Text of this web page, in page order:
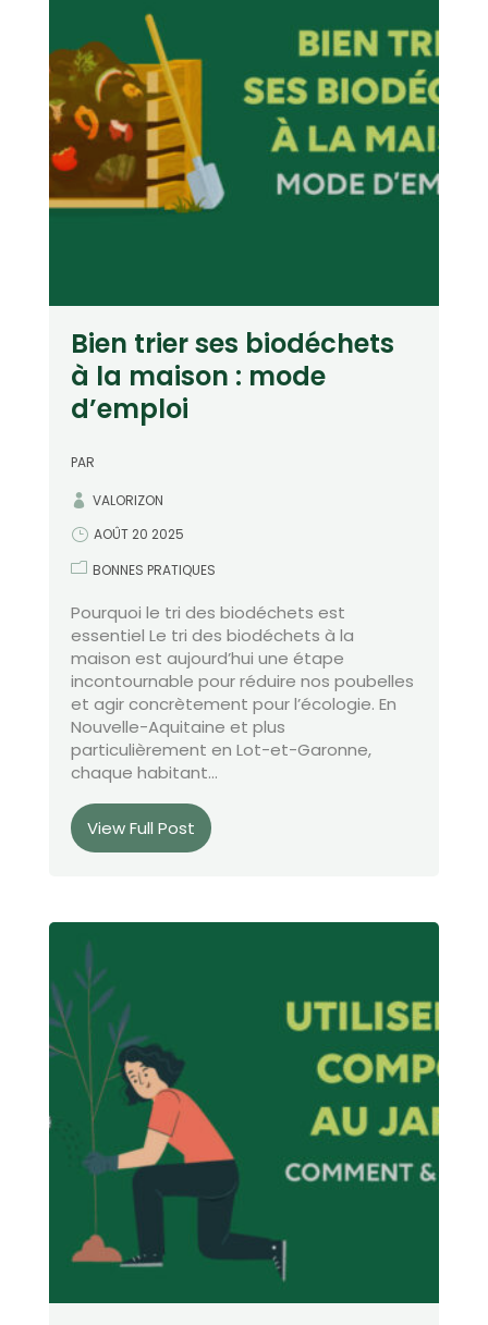
Bien trier ses biodéchets
à la maison : mode
d’emploi
PAR
VALORIZON
AOÛT 20 2025
BONNES PRATIQUES
Pourquoi le tri des biodéchets est
essentiel Le tri des biodéchets à la
maison est aujourd’hui une étape
incontournable pour réduire nos poubelles
et agir concrètement pour l’écologie. En
Nouvelle-Aquitaine et plus
particulièrement en Lot-et-Garonne,
chaque habitant...
View Full Post